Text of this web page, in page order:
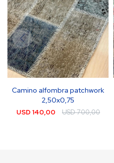
Camino alfombra patchwork
2,50x0,75
USD 140,00 USD700,00